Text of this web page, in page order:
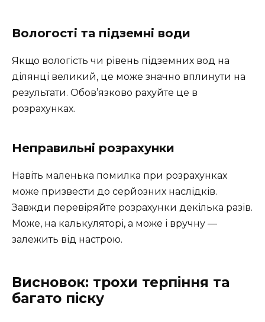
Вологості та підземні води
Якщо вологість чи рівень підземних вод на
ділянці великий, це може значно вплинути на
результати. Обов’язково рахуйте це в
розрахунках.
Неправильні розрахунки
Навіть маленька помилка при розрахунках
може призвести до серйозних наслідків.
Завжди перевіряйте розрахунки декілька разів.
Може, на калькуляторі, а може і вручну —
залежить від настрою.
Висновок: трохи терпіння та
багато піску